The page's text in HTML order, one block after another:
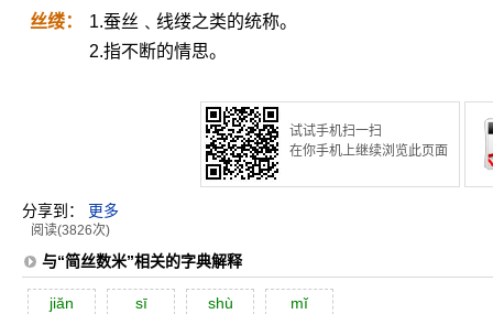
丝缕：
1.蚕丝﹑线缕之类的统称。
2.指不断的情思。
试试手机扫一扫
在你手机上继续浏览此页面
分享到： 更多
阅读(3826次)
与“简丝数米”相关的字典解释
jiăn sī shù mĭ